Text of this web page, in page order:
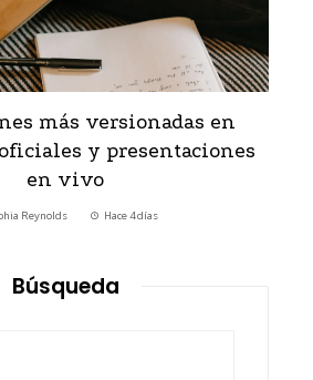
más versionadas en
y presentaciones
en vivo
Reynolds Hace 4 días
Búsqueda